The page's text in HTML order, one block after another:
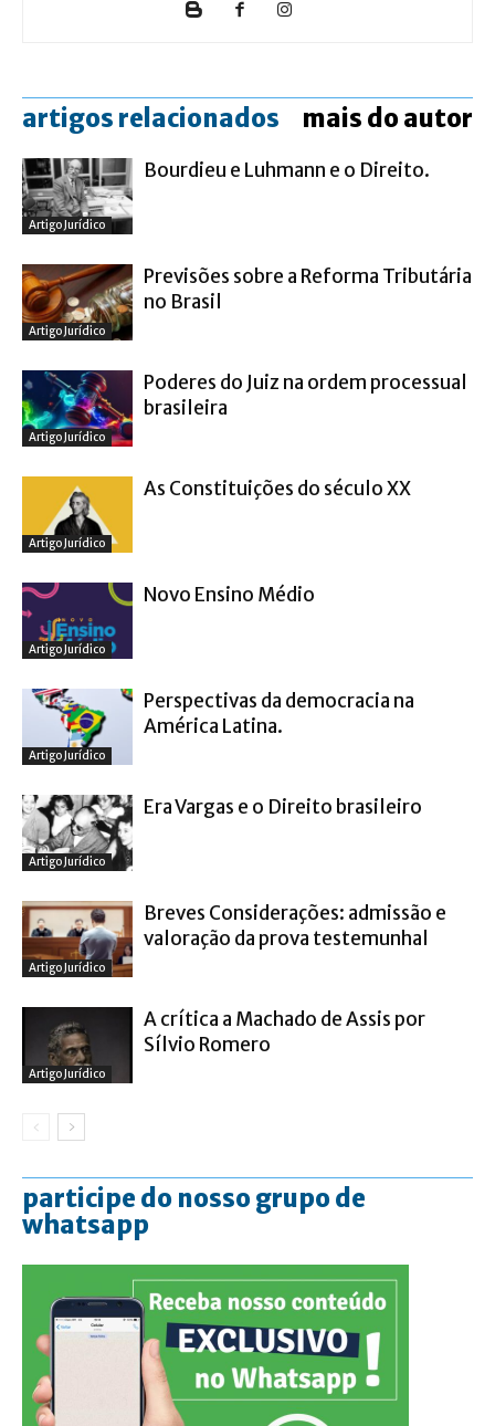
artigos relacionados mais do autor
Artigo Jurídico
Bourdieu e Luhmann e o Direito.
Artigo Jurídico
Previsões sobre a Reforma Tributária
no Brasil
Artigo Jurídico
Poderes do Juiz na ordem processual
brasileira
Artigo Jurídico
As Constituições do século XX
Artigo Jurídico
Novo Ensino Médio
Artigo Jurídico
Perspectivas da democracia na
América Latina.
Artigo Jurídico
Era Vargas e o Direito brasileiro
Artigo Jurídico
Breves Considerações: admissão e
valoração da prova testemunhal
Artigo Jurídico
A crítica a Machado de Assis por
Sílvio Romero
participe do nosso grupo de
whatsapp